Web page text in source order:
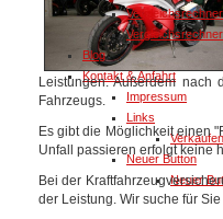
Blog
Kontakt & Anfahrt
Impressum
Links
Neuer Button
Neuer
Leistungen. Außerdem nach
Fahrzeugs.
Es gibt die Möglichkeit einen
Unfall passieren erfolgt keine
Bei der
der Leistung. Wir suche für